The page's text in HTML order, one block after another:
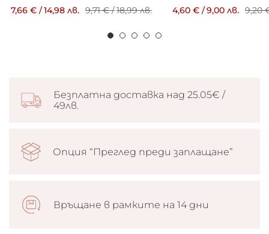
7,66 €/14,98 лв. 9,71 €/18,99 лв. 4,60 € /9,00 лв. 9,20
Безплатна доставка над 25.05€ /
49лв.
Опция “Преглед преди заплащане”
Връщане в рамките на 14 дни